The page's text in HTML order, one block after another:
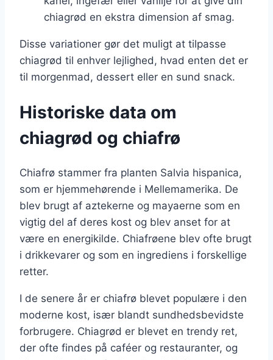
chiagrød en ekstra dimension af smag.
Disse variationer gør det muligt at tilpasse
chiagrød til enhver lejlighed, hvad enten det er
til morgenmad, dessert eller en sund snack.
Historiske data om
chiagrød og chiafrø
Chiafrø stammer fra planten Salvia hispanica,
som er hjemmehørende i Mellemamerika. De
blev brugt af aztekerne og mayaerne som en
vigtig del af deres kost og blev anset for at
være en energikilde. Chiafrøene blev ofte brugt
i drikkevarer og som en ingrediens i forskellige
retter.
I de senere år er chiafrø blevet populære i den
moderne kost, især blandt sundhedsbevidste
forbrugere. Chiagrød er blevet en trendy ret,
der ofte findes på caféer og restauranter, og